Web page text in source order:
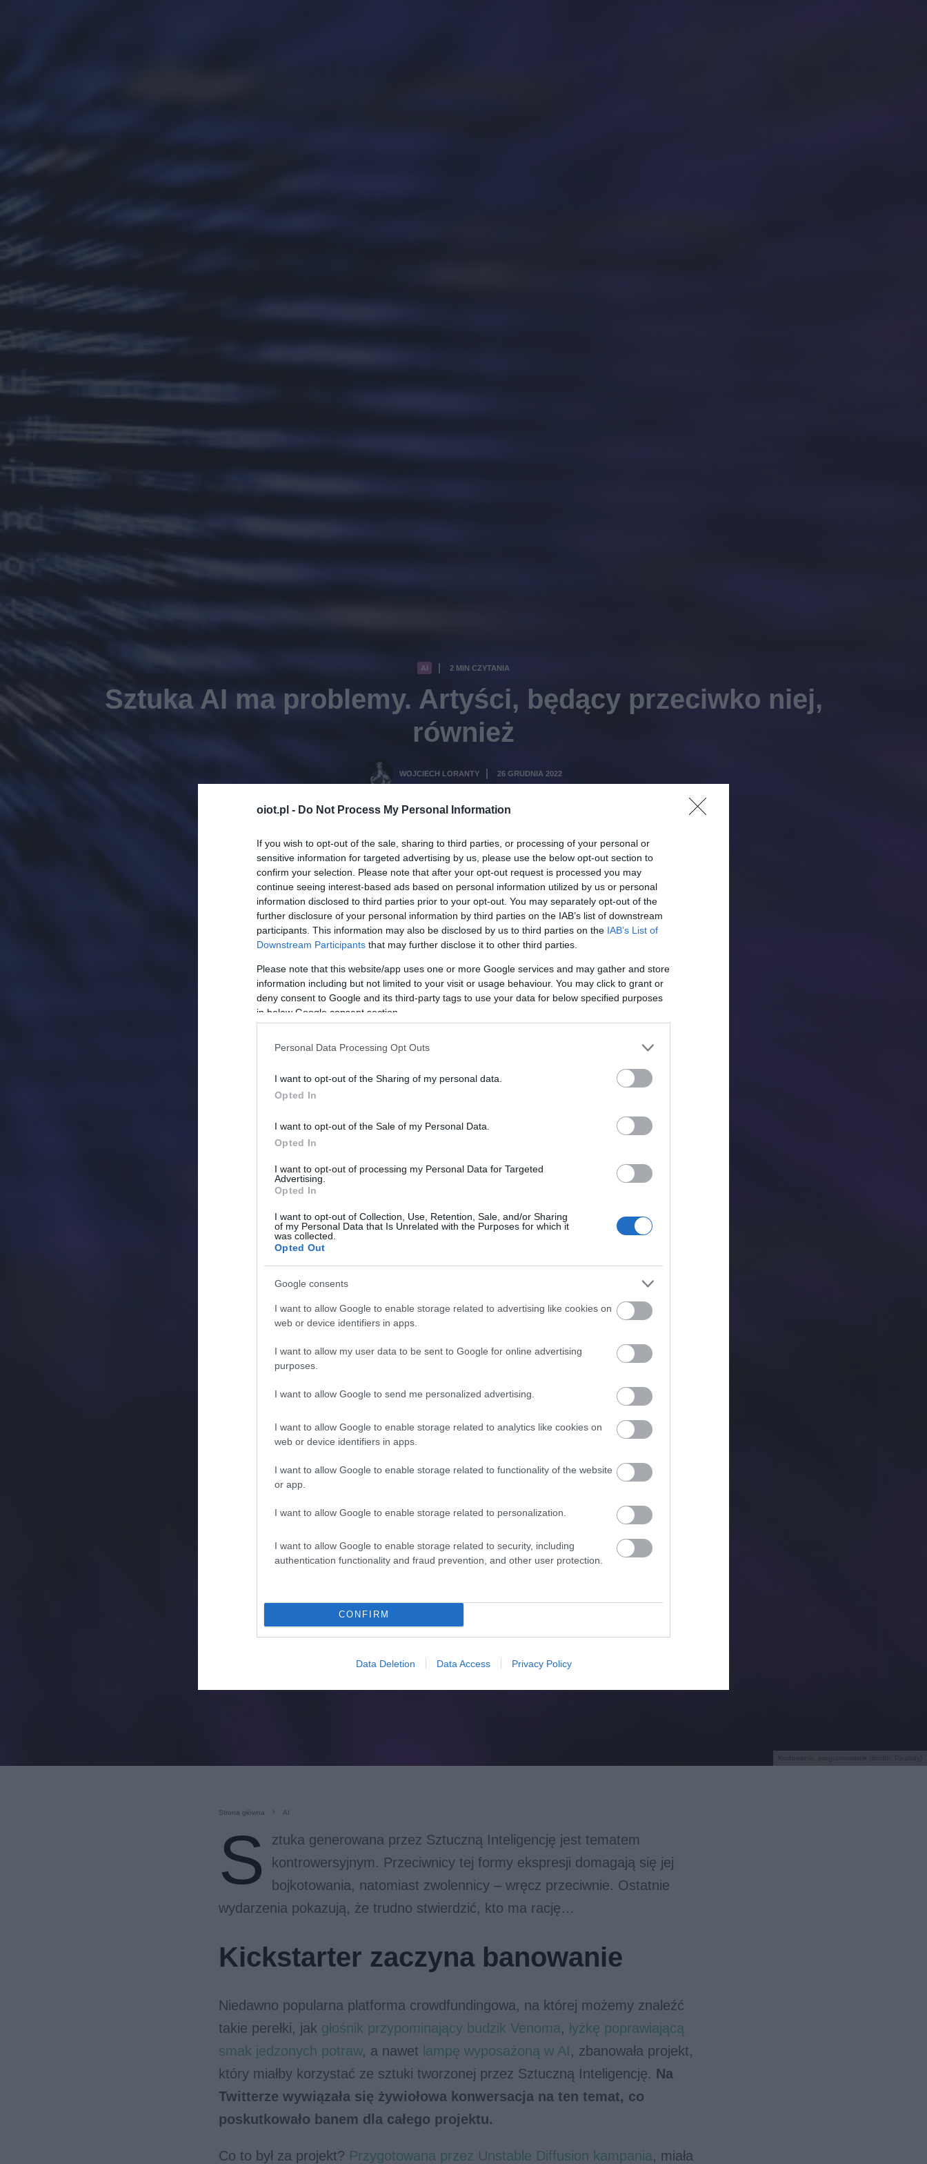
oiot.pl - Do Not Process My Personal Information
If you wish to opt-out of the sale, sharing to third parties, or processing of your personal or
sensitive information for targeted advertising by us, please use the below opt-out section to
confirm your selection. Please note that after your opt-out request is processed you may
continue seeing interest-based ads based on personal information utilized by us or personal
information disclosed to third parties prior to your opt-out. You may separately opt-out of the
further disclosure of your personal information by third parties on the IAB’s list of downstream
participants. This information may also be disclosed by us to third parties on the IAB’s List of
Downstream Participants that may further disclose it to other third parties.
Please note that this website/app uses one or more Google services and may gather and store
information including but not limited to your visit or usage behaviour. You may click to grant or
deny consent to Google and its third-party tags to use your data for below specified purposes
in below Google consent section.
Personal Data Processing Opt Outs
I want to opt-out of the Sharing of my personal data.
Opted In
I want to opt-out of the Sale of my Personal Data.
Opted In
I want to opt-out of processing my Personal Data for Targeted
Advertising.
Opted In
I want to opt-out of Collection, Use, Retention, Sale, and/or Sharing
of my Personal Data that Is Unrelated with the Purposes for which it
was collected.
Opted Out
Google consents
I want to allow Google to enable storage related to advertising like cookies on
web or device identifiers in apps.
I want to allow my user data to be sent to Google for online advertising
purposes.
I want to allow Google to send me personalized advertising.
I want to allow Google to enable storage related to analytics like cookies on
web or device identifiers in apps.
I want to allow Google to enable storage related to functionality of the website
or app.
I want to allow Google to enable storage related to personalization.
I want to allow Google to enable storage related to security, including
authentication functionality and fraud prevention, and other user protection.
CONFIRM
Data Deletion Data Access Privacy Policy
AI 2 MIN CZYTANIA
Sztuka AI ma problemy. Artyści, będący przeciwko niej,
również
WOJCIECH LORANTY 26 GRUDNIA 2022
Strona główna AI
S
ztuka generowana przez Sztuczną Inteligencję jest tematem
kontrowersyjnym. Przeciwnicy tej formy ekspresji domagają się jej
bojkotowania, natomiast zwolennicy – wręcz przeciwnie. Ostatnie
wydarzenia pokazują, że trudno stwierdzić, kto ma rację…
Kickstarter zaczyna banowanie
Niedawno popularna platforma crowdfundingowa, na której możemy znaleźć
takie perełki, jak głośnik przypominający budzik Venoma, łyżkę poprawiającą
smak jedzonych potraw, a nawet lampę wyposażoną w AI, zbanowała projekt,
który miałby korzystać ze sztuki tworzonej przez Sztuczną Inteligencję. Na
Twitterze wywiązała się żywiołowa konwersacja na ten temat, co
poskutkowało banem dla całego projektu.
Co to był za projekt? Przygotowana przez Unstable Diffusion kampania, miała